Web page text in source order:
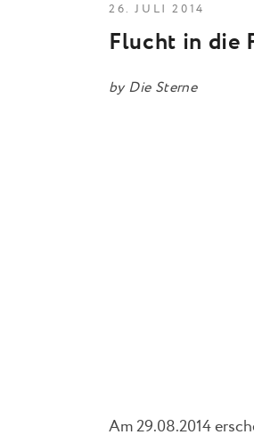
Flucht in die
by Die Sterne
26. JULI 2014
Am 29.08.2014